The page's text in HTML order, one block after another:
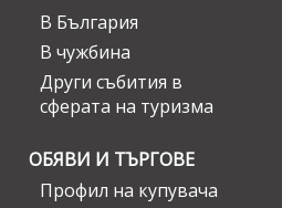
В България
В чужбина
Други събития в
сферата на туризма
ОБЯВИ И ТЪРГОВЕ
Профил на купувача